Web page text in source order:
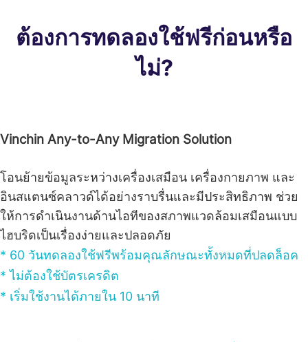
ต้องการทดลองใช้ฟรีก่อนหรือ
ไม่?
Vinchin Any-to-Any Migration Solution
โอนย้ายข้อมูลระหว่างเครื่องเสมือน เครื่องกายภาพ และ
อินสแตนซ์คลาวด์ได้อย่างราบรื่นและมีประสิทธิภาพ ช่วย
ให้การดำเนินงานด้านไอทีของสภาพแวดล้อมเสมือนแบบ
ไฮบริดเป็นเรื่องง่ายและปลอดภัย
* 60 วันทดลองใช้ฟรีพร้อมคุณลักษณะทั้งหมดที่ปลดล็อค
* ไม่ต้องใช้บัตรเครดิต
* เริ่มใช้งานได้ภายใน 10 นาที